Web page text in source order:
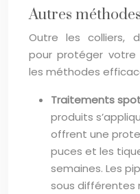
Autres
Outre les colliers,
pour protéger votre
les méthodes
Traitements
produits
offrent une
puces et les
semaines. Les
sous différentes